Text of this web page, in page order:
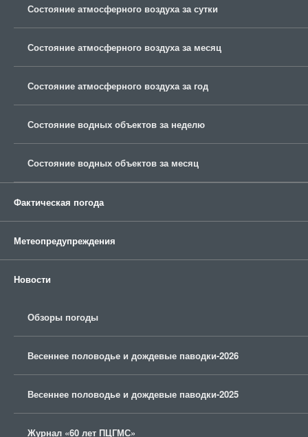
Состояние атмосферного воздуха за сутки
Состояние атмосферного воздуха за месяц
Состояние атмосферного воздуха за год
Состояние водных объектов за неделю
Состояние водных объектов за месяц
Фактическая погода
Метеопредупреждения
Новости
Обзоры погоды
Весеннее половодье и дождевые паводки-2026
Весеннее половодье и дождевые паводки-2025
Журнал «60 лет ПЦГМС»